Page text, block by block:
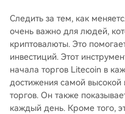
Следить за тем, как
очень важно для людей,
криптовалюты. Это
инвестиций. Этот
начала торгов Litecoin в
достижения самой
торгов. Он также
каждый день. Кроме того,